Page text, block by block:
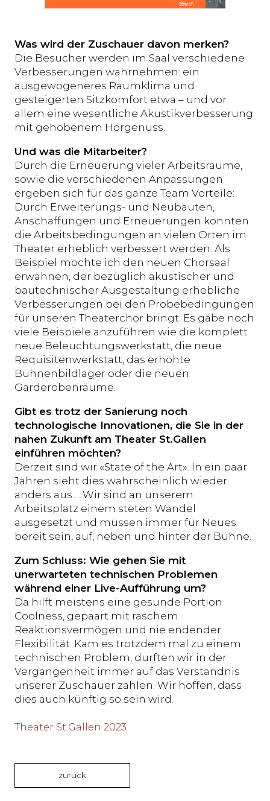
Was wird der Zuschauer davon merken?
Die Besucher werden im Saal verschiedene
Verbesserungen wahrnehmen: ein
ausgewogeneres Raumklima und
gesteigerten Sitzkomfort etwa – und vor
allem eine wesentliche Akustikverbesserung
mit gehobenem Hörgenuss.
Und was die Mitarbeiter?
Durch die Erneuerung vieler Arbeitsräume,
sowie die verschiedenen Anpassungen
ergeben sich für das ganze Team Vorteile:
Durch Erweiterungs- und Neubauten,
Anschaffungen und Erneuerungen konnten
die Arbeitsbedingungen an vielen Orten im
Theater erheblich verbessert werden. Als
Beispiel möchte ich den neuen Chorsaal
erwähnen, der bezüglich akustischer und
bautechnischer Ausgestaltung erhebliche
Verbesserungen bei den Probebedingungen
für unseren Theaterchor bringt. Es gäbe noch
viele Beispiele anzuführen wie die komplett
neue Beleuchtungswerkstatt, die neue
Requisitenwerkstatt, das erhöhte
Bühnenbildlager oder die neuen
Garderobenräume.
Gibt es trotz der Sanierung noch
technologische Innovationen, die Sie in der
nahen Zukunft am Theater St.Gallen
einführen möchten?
Derzeit sind wir «State of the Art». In ein paar
Jahren sieht dies wahrscheinlich wieder
anders aus … Wir sind an unserem
Arbeitsplatz einem steten Wandel
ausgesetzt und müssen immer für Neues
bereit sein, auf, neben und hinter der Bühne.
Zum Schluss: Wie gehen Sie mit
unerwarteten technischen Problemen
während einer Live-Aufführung um?
Da hilft meistens eine gesunde Portion
Coolness, gepaart mit raschem
Reaktionsvermögen und nie endender
Flexibilität. Kam es trotzdem mal zu einem
technischen Problem, durften wir in der
Vergangenheit immer auf das Verständnis
unserer Zuschauer zählen. Wir hoffen, dass
dies auch künftig so sein wird.
Theater St.Gallen 2023
zurück